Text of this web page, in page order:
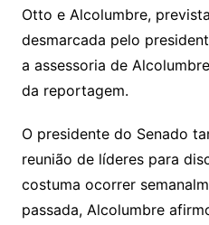
Otto e Alcolumbre,
desmarcada pelo
a assessoria de
da reportagem.
O presidente do Senado
reunião de líderes para
costuma ocorrer
passada, Alcolumbre